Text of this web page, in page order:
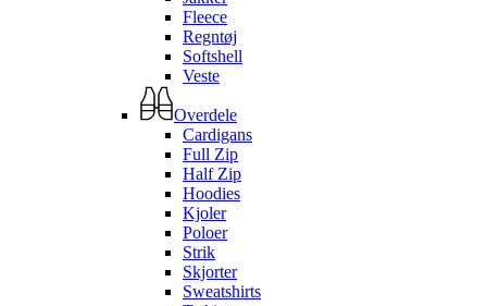
Fleece
Regntøj
Softshell
Veste
Overdele
Cardigans
Full Zip
Half Zip
Hoodies
Kjoler
Poloer
Strik
Skjorter
Sweatshirts